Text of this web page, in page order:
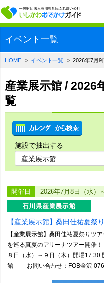
イベント一覧
HOME イベント一覧 2026年7月9
産業展示館 / 2026
覧
施設で抽出する
開催日 2026年7月8日（水）
【産業展示館】桑田佳祐夏祭
【産業展示館】桑田佳祐夏祭りツ
を巡る真夏のアリーナツアー
８日（水）～９日（木）開場
館 お問い合わせ：FOB金沢 076-